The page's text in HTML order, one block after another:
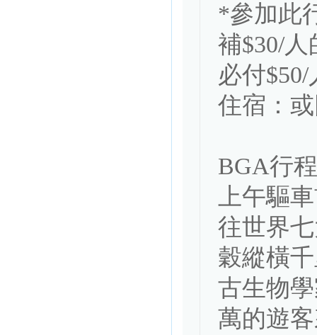
*參加此
補$30/人
必付
住宿：或
BGA行
上午驅
往世界
穀縱橫
古生物
萬的遊